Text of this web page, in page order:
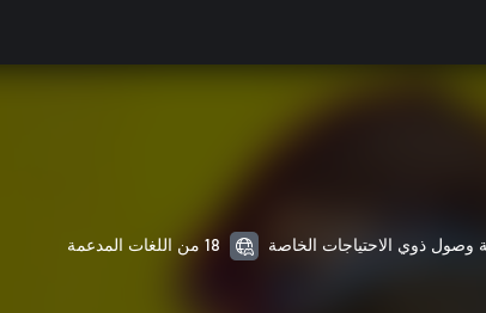
18 من اللغات المدعمة